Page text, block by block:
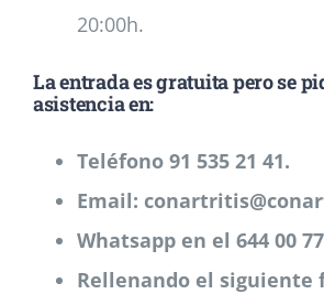
20:00h.
La entrada es gratuita pero se
asistencia en:
Teléfono 91 535 21 41.
Email:
Whatsapp en el 644 00
Rellenando el